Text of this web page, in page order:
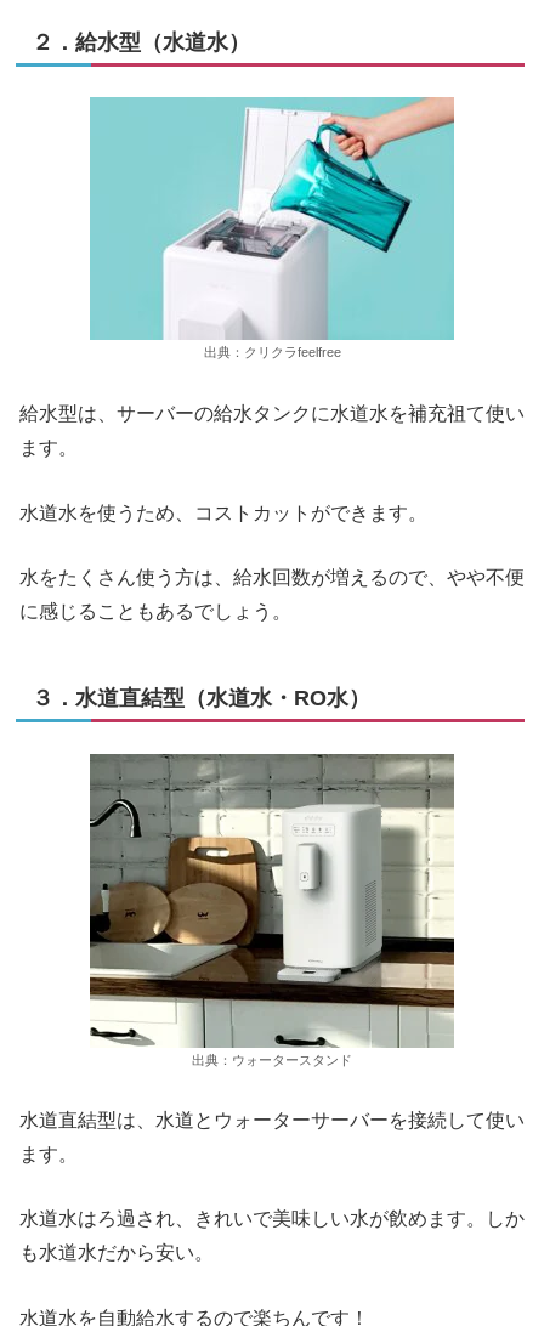
２．給水型（水道水）
出典：クリクラfeelfree
給水型は、サーバーの給水タンクに水道水を補充祖て使い
ます。
水道水を使うため、コストカットができます。
水をたくさん使う方は、給水回数が増えるので、やや不便
に感じることもあるでしょう。
３．水道直結型（水道水・RO水）
出典：ウォータースタンド
水道直結型は、水道とウォーターサーバーを接続して使い
ます。
水道水はろ過され、きれいで美味しい水が飲めます。しか
も水道水だから安い。
水道水を自動給水するので楽ちんです！